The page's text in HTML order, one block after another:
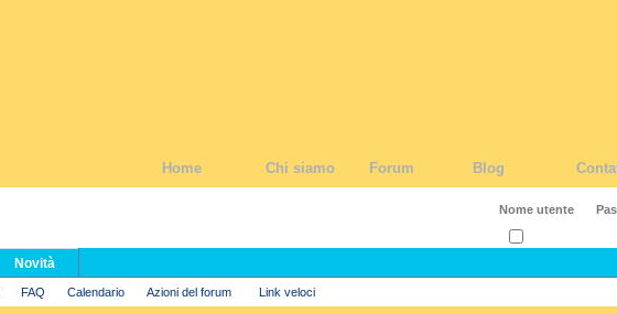
Home Chi siamo Forum Blog
FAQ Calendario Azioni del forum Link veloci
Novità